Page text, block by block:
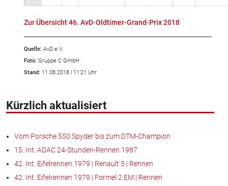
Zur Übersicht 46. AvD-Oldtimer-Grand-Prix 2018
Quelle: AvD e.V.
Foto: Gruppe C GmbH
Stand: 11.08.2018 | 11:21 Uhr
Kürzlich aktualisiert
Vom Porsche 550 Spyder bis zum DTM-Champion
15. Int. ADAC 24-Stunden-Rennen 1987
42. Int. Eifelrennen 1979 | Renault 5 | Rennen
42. Int. Eifelrennen 1979 | Formel 2 EM | Rennen